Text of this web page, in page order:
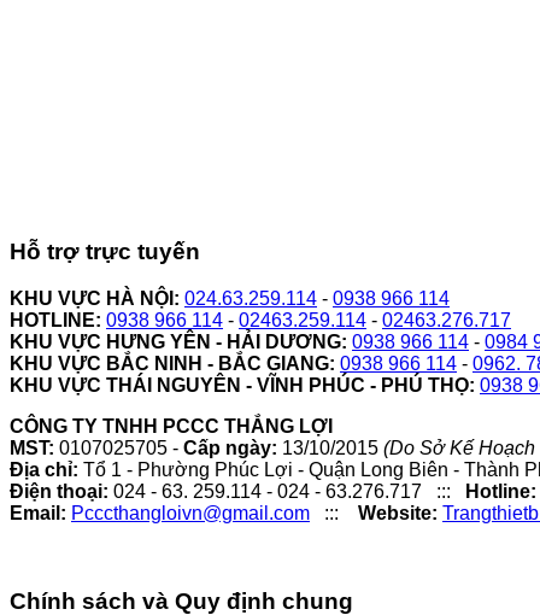
Hỗ trợ trực tuyến
KHU VỰC HÀ NỘI: 024.63.259.114 - 0938 966 114
HOTLINE: 0938 966 114 - 02463.259.114 - 02463.276.717
KHU VỰC HƯNG YÊN - HẢI DƯƠNG: 0938 966 114 - 0984
KHU VỰC BẮC NINH - BẮC GIANG: 0938 966 114 - 0962.
KHU VỰC THÁI NGUYÊN - VĨNH PHÚC - PHÚ THỌ: 0938
CÔNG TY TNHH PCCC THẮNG LỢI
MST: 0107025705 - Cấp ngày: 13/10/2015 (Do Sở Kế
Địa chỉ: Tổ 1 - Phường Phúc Lợi - Quận Long Biên - Thành
Điện thoại: 024 - 63. 259.114 - 024 - 63.276.717 ::: Hotline:
Email: Pcccthangloivn@gmail.com ::: Website:
Chính sách và Quy định chung